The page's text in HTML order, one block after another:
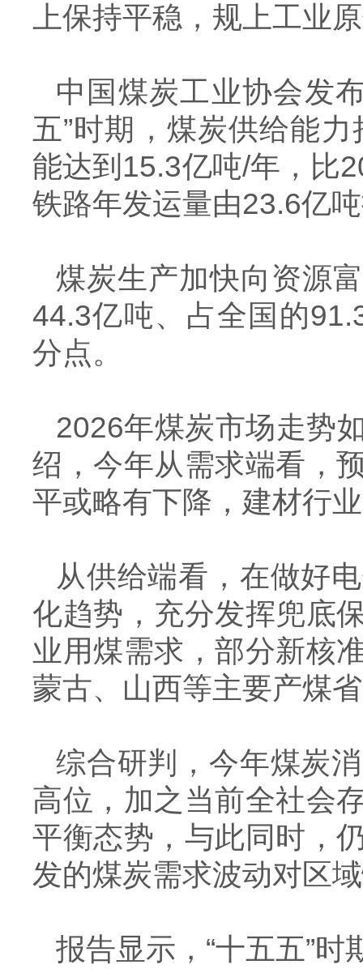
上保持平稳，规上工业
中国煤炭工业协会发
五”时期，煤炭供给能
能达到 15.3亿吨/年，比
铁路年发运量由23.6亿
煤炭生产加快向资源
44.3亿吨、占全国的
分点。
2026年煤炭市场走势
绍，今年从需求端看，
平或略有下降，建材行
从供给端看，在做好
化趋势，充分发挥兜底
业用煤需求，部分新核
蒙古、山西等主要产煤
综合研判，今年煤炭
高位，加之当前全社会
平衡态势，与此同时，
发的煤炭需求波动对区
报告显示，“十五五”